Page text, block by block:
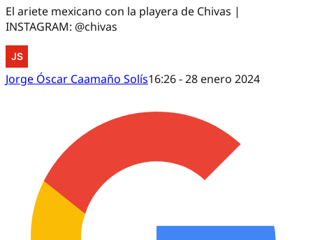
El ariete mexicano con la playera de Chivas |
INSTAGRAM: @chivas
Jorge Óscar Caamaño Solís16:26 - 28 enero 2024